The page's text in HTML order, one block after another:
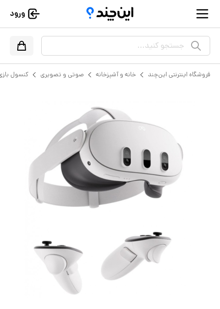
ورود
جستجو کنید...
فروشگاه اینترنتی این‌چند خانه و آشپزخانه صوتی و تصویری کنسول